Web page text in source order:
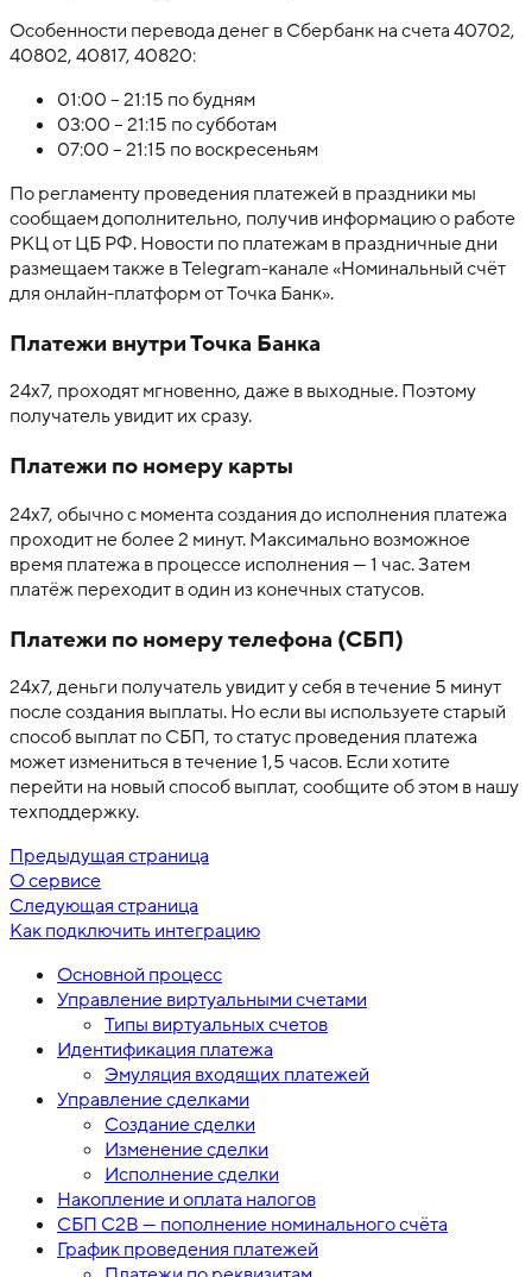
Особенности перевода денег в Сбербанк на счета 40702,
40802, 40817, 40820:
01:00 – 21:15 по будням
03:00 – 21:15 по субботам
07:00 – 21:15 по воскресеньям
По регламенту проведения платежей в праздники мы
сообщаем дополнительно, получив информацию о работе
РКЦ от ЦБ РФ. Новости по платежам в праздничные дни
размещаем также в Telegram-канале «Номинальный счёт
для онлайн-платформ от Точка Банк».
Платежи внутри Точка Банка
24х7, проходят мгновенно, даже в выходные. Поэтому
получатель увидит их сразу.
Платежи по номеру карты
24х7, обычно с момента создания до исполнения платежа
проходит не более 2 минут. Максимально возможное
время платежа в процессе исполнения — 1 час. Затем
платёж переходит в один из конечных статусов.
Платежи по номеру телефона (СБП)
24х7, деньги получатель увидит у себя в течение 5 минут
после создания выплаты. Но если вы используете старый
способ выплат по СБП, то статус проведения платежа
может измениться в течение 1,5 часов. Если хотите
перейти на новый способ выплат, сообщите об этом в нашу
техподдержку.
Предыдущая страница
О сервисе
Следующая страница
Как подключить интеграцию
Основной процесс
Управление виртуальными счетами
Типы виртуальных счетов
Идентификация платежа
Эмуляция входящих платежей
Управление сделками
Создание сделки
Изменение сделки
Исполнение сделки
Накопление и оплата налогов
СБП C2B — пополнение номинального счёта
График проведения платежей